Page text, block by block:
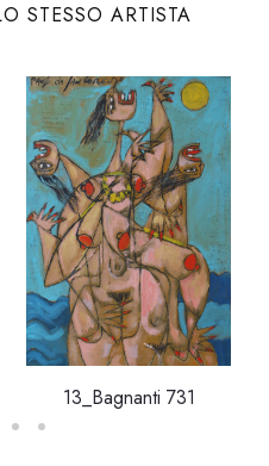
STESSO ARTISTA
13_Bagnanti 731